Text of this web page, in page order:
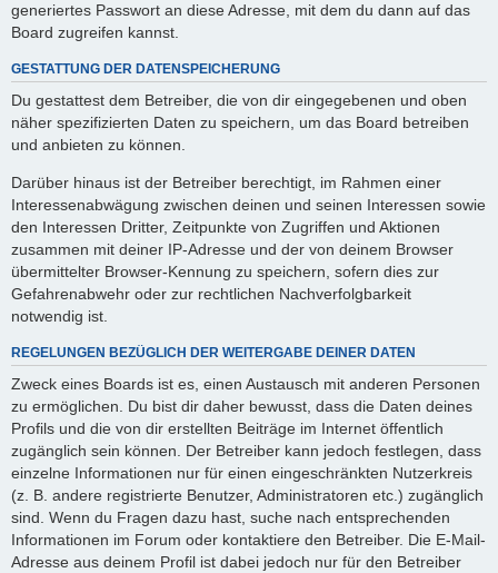
generiertes Passwort an diese Adresse, mit dem du dann auf das
Board zugreifen kannst.
GESTATTUNG DER DATENSPEICHERUNG
Du gestattest dem Betreiber, die von dir eingegebenen und oben
näher spezifizierten Daten zu speichern, um das Board betreiben
und anbieten zu können.
Darüber hinaus ist der Betreiber berechtigt, im Rahmen einer
Interessenabwägung zwischen deinen und seinen Interessen sowie
den Interessen Dritter, Zeitpunkte von Zugriffen und Aktionen
zusammen mit deiner IP-Adresse und der von deinem Browser
übermittelter Browser-Kennung zu speichern, sofern dies zur
Gefahrenabwehr oder zur rechtlichen Nachverfolgbarkeit
notwendig ist.
REGELUNGEN BEZÜGLICH DER WEITERGABE DEINER DATEN
Zweck eines Boards ist es, einen Austausch mit anderen Personen
zu ermöglichen. Du bist dir daher bewusst, dass die Daten deines
Profils und die von dir erstellten Beiträge im Internet öffentlich
zugänglich sein können. Der Betreiber kann jedoch festlegen, dass
einzelne Informationen nur für einen eingeschränkten Nutzerkreis
(z. B. andere registrierte Benutzer, Administratoren etc.) zugänglich
sind. Wenn du Fragen dazu hast, suche nach entsprechenden
Informationen im Forum oder kontaktiere den Betreiber. Die E-Mail-
Adresse aus deinem Profil ist dabei jedoch nur für den Betreiber